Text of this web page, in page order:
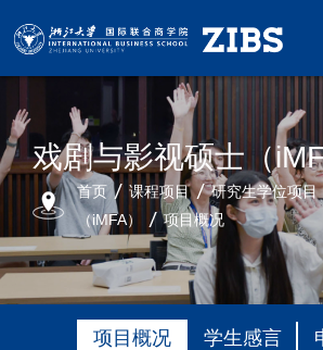
戏剧与影视硕士（
首页 课程项目 研究生学位项目
（iMFA）
项目概况
项目概况 学生感言